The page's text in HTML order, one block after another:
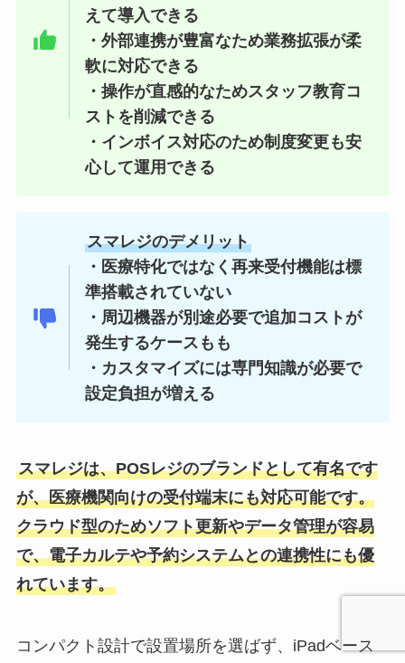
えて導入できる
・外部連携が豊富なため業務拡張が柔
軟に対応できる
・操作が直感的なためスタッフ教育コ
ストを削減できる
・インボイス対応のため制度変更も安
心して運用できる
スマレジのデメリット
・医療特化ではなく再来受付機能は標
準搭載されていない
・周辺機器が別途必要で追加コストが
発生するケースもも
・カスタマイズには専門知識が必要で
設定負担が増える
スマレジは、POSレジのブランドとして有名です
が、医療機関向けの受付端末にも対応可能です。
クラウド型のためソフト更新やデータ管理が容易
で、電子カルテや予約システムとの連携性にも優
れています。
コンパクト設計で設置場所を選ばず、iPadベース